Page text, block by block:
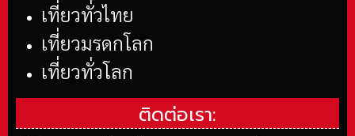
เที่ยวทั่วไทย
เที่ยวมรดกโลก
เที่ยวทั่วโลก
ติดต่อเรา: